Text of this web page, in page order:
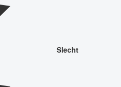
Slecht